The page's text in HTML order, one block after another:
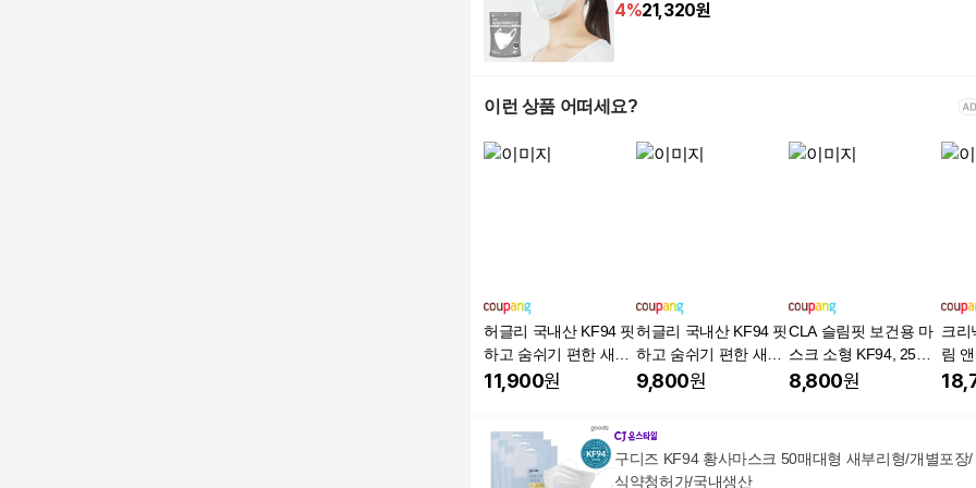
4%21,320원
이런 상품 어떠세요?
허글리 국내산 KF94 핏
하고 숨쉬기 편한 새부
리형 마스크, 스킨베이
11,900원
허글리 국내산 KF94 핏
하고 숨쉬기 편한 새부
리형 마스크, 화이트 중
9,800원
CLA 슬림핏 보건용 마
스크 소형 KF94, 25개
입, 1개, 크림베이지
8,800원
크리
림
F-
구디즈 KF94 황사마스크 50매대형 새부리형/개별포장/
식약청허가/국내생산